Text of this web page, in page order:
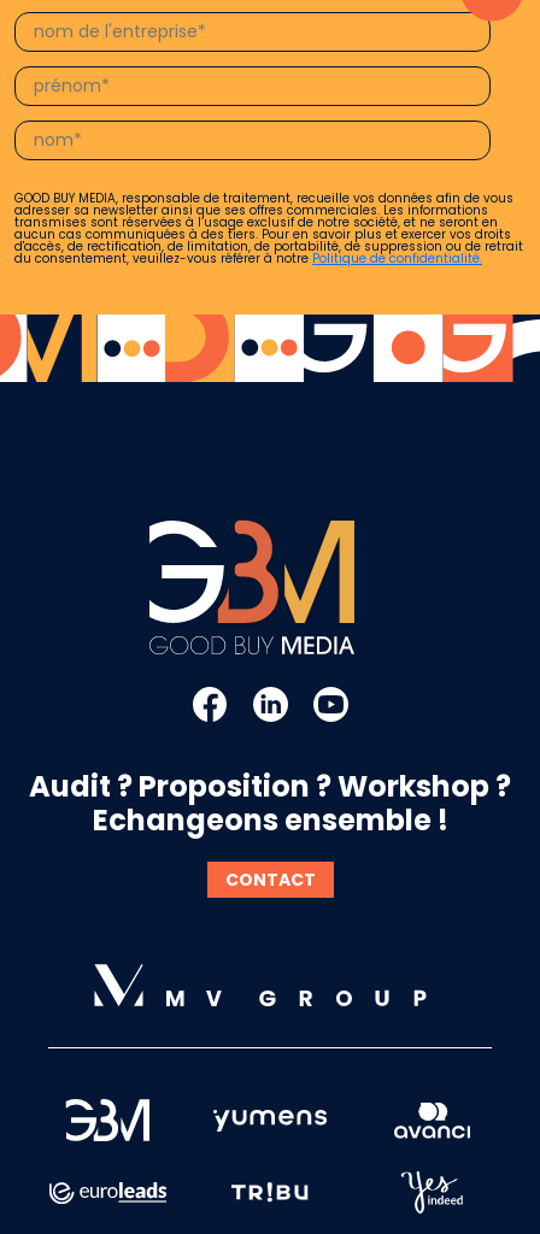
GOOD BUY MEDIA, responsable de traitement, recueille vos données afin de vous
adresser sa newsletter ainsi que ses offres commerciales. Les informations
transmises sont réservées à l’usage exclusif de notre société, et ne seront en
aucun cas communiquées à des tiers. Pour en savoir plus et exercer vos droits
d'accès, de rectification, de limitation, de portabilité, de suppression ou de retrait
du consentement, veuillez-vous référer à notre Politique de confidentialité.
Audit ? Proposition ? Workshop ?
Echangeons ensemble !
CONTACT